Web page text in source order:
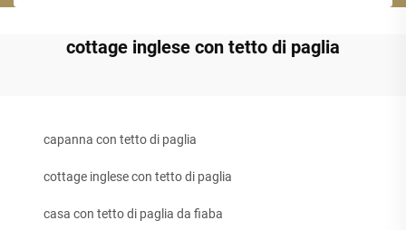
cottage inglese con tetto di paglia
capanna con tetto di paglia
cottage inglese con tetto di paglia
casa con tetto di paglia da fiaba